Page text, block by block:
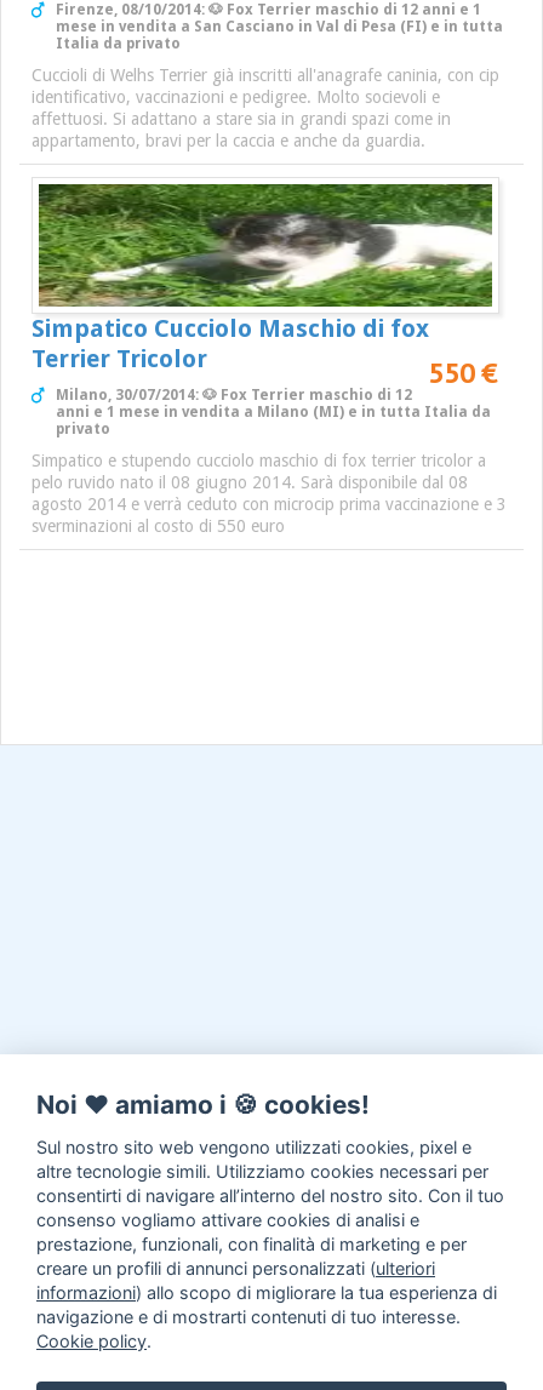
Firenze, 08/10/2014: 🐶 Fox Terrier maschio di 12 anni e 1
mese in vendita a San Casciano in Val di Pesa (FI) e in tutta
Italia da privato
Cuccioli di Welhs Terrier già inscritti all'anagrafe caninia, con cip
identificativo, vaccinazioni e pedigree. Molto socievoli e
affettuosi. Si adattano a stare sia in grandi spazi come in
appartamento, bravi per la caccia e anche da guardia.
Simpatico Cucciolo Maschio di fox
Terrier Tricolor
550 €
Milano, 30/07/2014: 🐶 Fox Terrier maschio di 12
anni e 1 mese in vendita a Milano (MI) e in tutta Italia da
privato
Simpatico e stupendo cucciolo maschio di fox terrier tricolor a
pelo ruvido nato il 08 giugno 2014. Sarà disponibile dal 08
agosto 2014 e verrà ceduto con microcip prima vaccinazione e 3
sverminazioni al costo di 550 euro
Noi ♥️ amiamo i 🍪 cookies!
Sul nostro sito web vengono utilizzati cookies, pixel e
altre tecnologie simili. Utilizziamo cookies necessari per
consentirti di navigare all’interno del nostro sito. Con il tuo
consenso vogliamo attivare cookies di analisi e
prestazione, funzionali, con finalità di marketing e per
creare un profili di annunci personalizzati (ulteriori
informazioni) allo scopo di migliorare la tua esperienza di
navigazione e di mostrarti contenuti di tuo interesse.
Cookie policy.